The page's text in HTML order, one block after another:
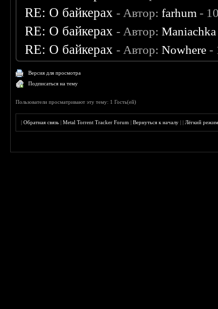
RE: О байкерах - Автор:farhum -
RE: О байкерах - Автор:Maniachka
RE: О байкерах - Автор:Nowhere -
Версия для просмотра
Подписаться на тему
Пользователи просматривают эту тему: 1 Гость(ей)
|Обратная связь |Metal Torrent Tracker Forum |Вернуться к началу ||Лёгкий